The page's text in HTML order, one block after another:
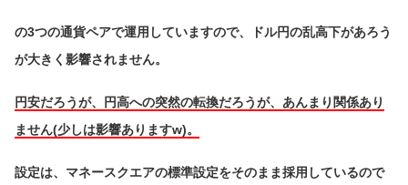
の3つの通貨ペアで運用していますので、ドル円の乱高下があろう
が大きく影響されません。
円安だろうが、円高への突然の転換だろうが、あんまり関係あり
ません(少しは影響ありますw)。
設定は、マネースクエアの標準設定をそのまま採用しているので